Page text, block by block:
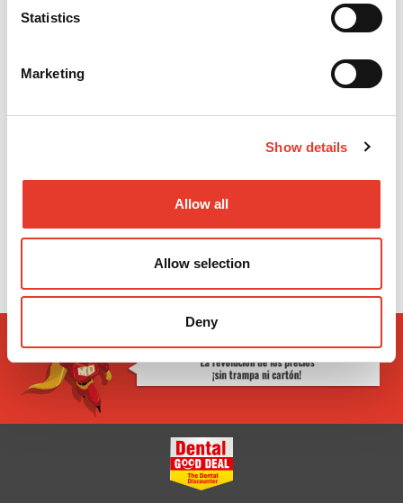
Statistics
Marketing
Show details
Allow all
Allow selection
Deny
VER MÁS